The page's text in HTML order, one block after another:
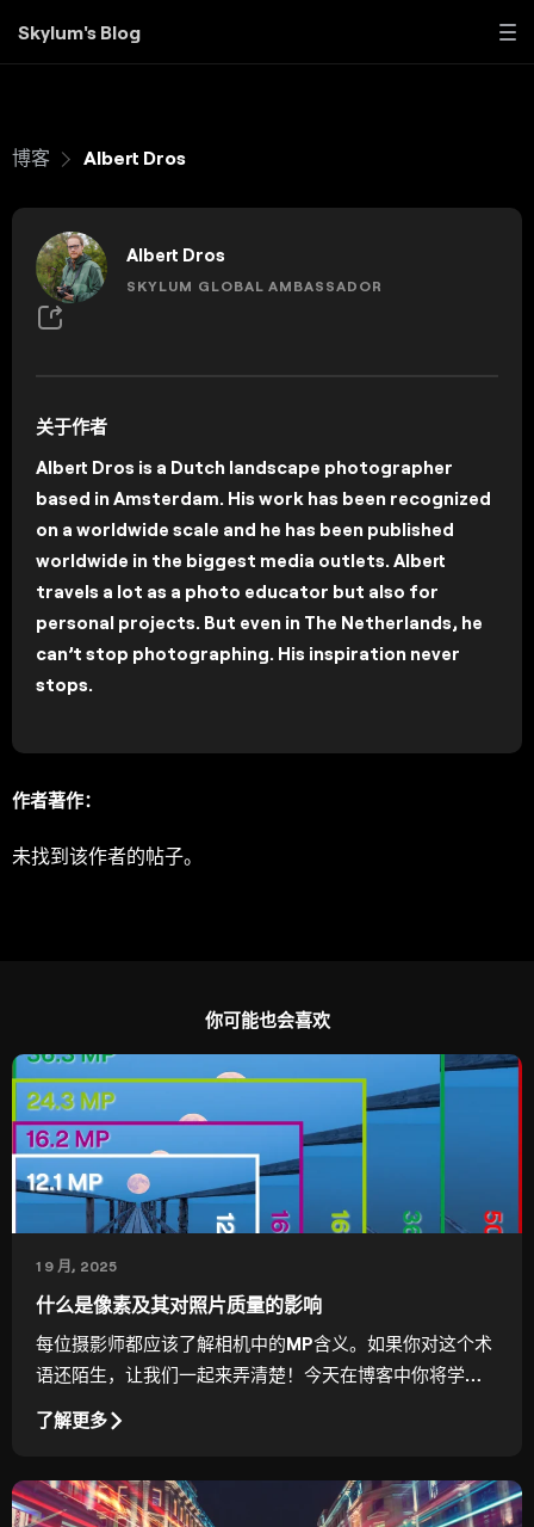
Skylum's Blog
博客 Albert Dros
Albert Dros
SKYLUM GLOBAL AMBASSADOR
关于作者
Albert Dros is a Dutch landscape photographer
based in Amsterdam. His work has been recognized
on a worldwide scale and he has been published
worldwide in the biggest media outlets. Albert
travels a lot as a photo educator but also for
personal projects. But even in The Netherlands, he
can’t stop photographing. His inspiration never
stops.
作者著作：
未找到该作者的帖子。
你可能也会喜欢
1 9 月, 2025
什么是像素及其对照片质量的影响
每位摄影师都应该了解相机中的MP含义。如果你对这个术
语还陌生，让我们一起来弄清楚！今天在博客中你将学到
什么是MP，以及多少像素才算够用。
了解更多